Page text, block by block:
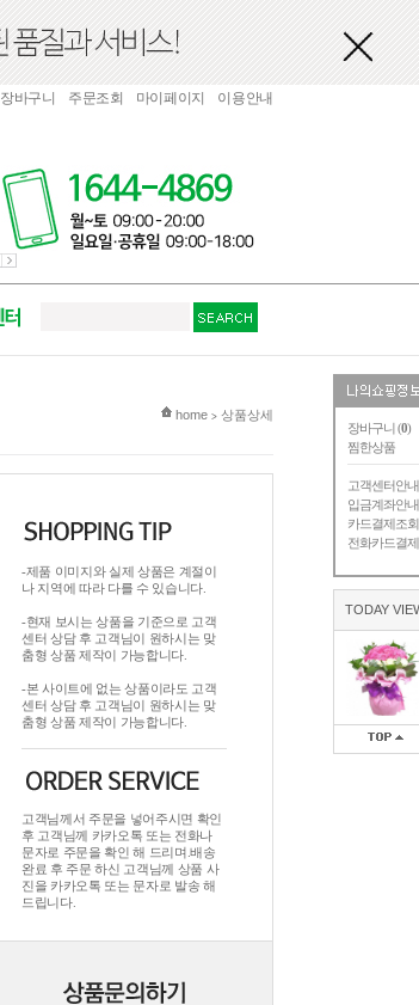
장바구니 (0)
찜한상품
고객센터안내
입금계좌안내
카드결제조회
전화카드결제
TODAY
장바구니 주문조회 마이페이지 이용안내
현재 위치
home > 상품상세
-제품 이미지와 실제 상품은 계절이
나 지역에 따라 다를 수 있습니다.
-현재 보시는 상품을 기준으로 고객
센터 상담 후 고객님이 원하시는 맞
춤형 상품 제작이 가능합니다.
-본 사이트에 없는 상품이라도 고객
센터 상담 후 고객님이 원하시는 맞
춤형 상품 제작이 가능합니다.
고객님께서 주문을 넣어주시면 확인
후 고객님께 카카오톡 또는 전화나
문자로 주문을 확인 해 드리며.배송
완료 후 주문 하신 고객님께 상품 사
진을 카카오톡 또는 문자로 발송 해
드립니다.